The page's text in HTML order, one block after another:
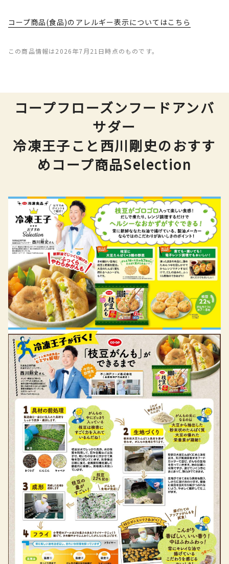
コープ商品(食品)のアレルギー表示についてはこちら
この商品情報は2026年7月21日時点のものです。
コープフローズンフードアンバ
サダー
冷凍王子こと西川剛史のおすす
めコープ商品Selection